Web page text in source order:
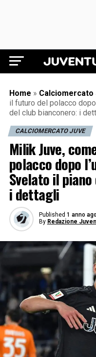
Home » Calciomercato
il futuro del polacco
del club bianconero: i
CALCIOMERCATO JUVE
Milik Juve,
polacco dopo
Svelato il
i dettagli
Published 1 anno ago
By Redazione